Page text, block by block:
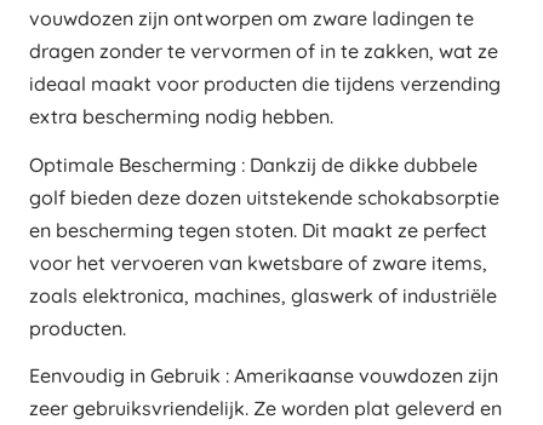
vouwdozen zijn ontworpen om zware ladingen te
dragen zonder te vervormen of in te zakken, wat ze
ideaal maakt voor producten die tijdens verzending
extra bescherming nodig hebben.
Optimale Bescherming : Dankzij de dikke dubbele
golf bieden deze dozen uitstekende schokabsorptie
en bescherming tegen stoten. Dit maakt ze perfect
voor het vervoeren van kwetsbare of zware items,
zoals elektronica, machines, glaswerk of industriële
producten.
Eenvoudig in Gebruik : Amerikaanse vouwdozen zijn
zeer gebruiksvriendelijk. Ze worden plat geleverd en